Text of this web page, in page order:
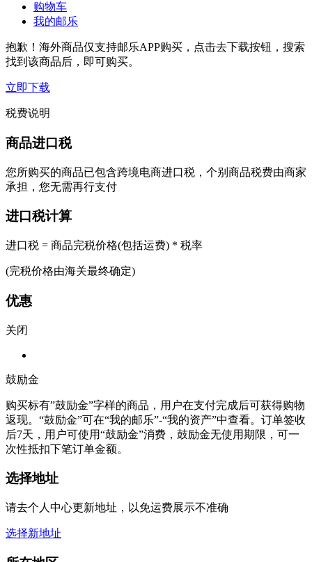
购物车
我的邮乐
抱歉！海外商品仅支持邮乐APP购买，点击去下载按钮，搜索
找到该商品后，即可购买。
立即下载
税费说明
商品进口税
您所购买的商品已包含跨境电商进口税，个别商品税费由商家
承担，您无需再行支付
进口税计算
进口税 = 商品完税价格(包括运费) * 税率
(完税价格由海关最终确定)
优惠
关闭
鼓励金
购买标有”鼓励金”字样的商品，用户在支付完成后可获得购物
返现。“鼓励金”可在“我的邮乐”-“我的资产”中查看。订单签收
后7天，用户可使用“鼓励金”消费，鼓励金无使用期限，可一
次性抵扣下笔订单金额。
选择地址
请去个人中心更新地址，以免运费展示不准确
选择新地址